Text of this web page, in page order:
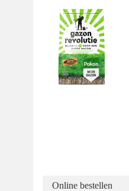
Online bestellen